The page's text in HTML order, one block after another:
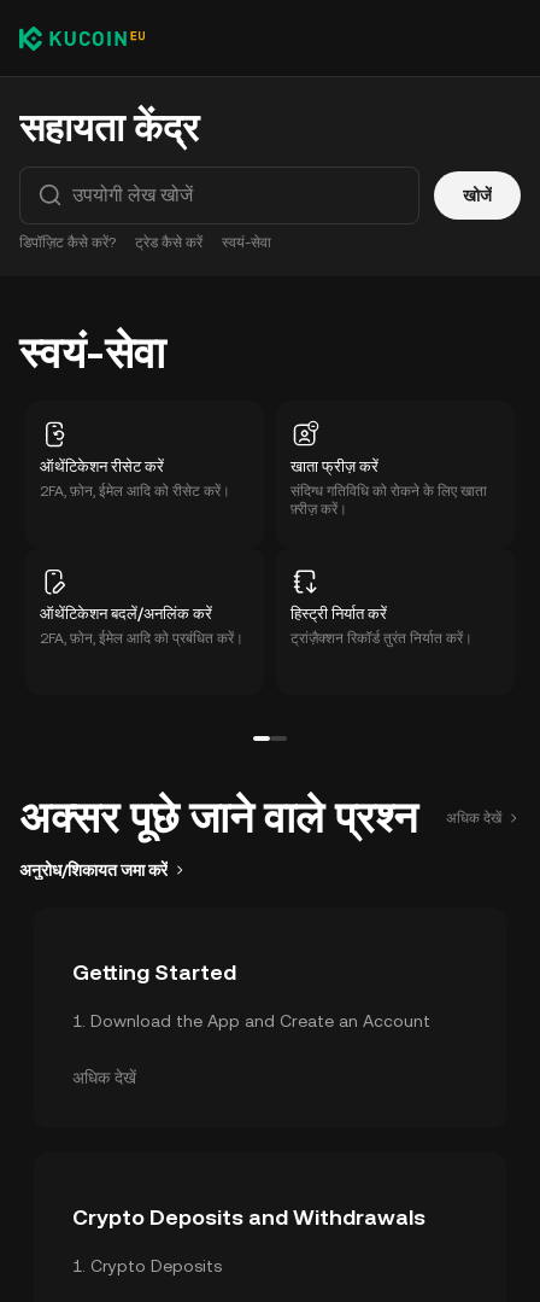
सहायता केंद्र
खोजें
डिपॉज़िट कैसे करें? ट्रेड कैसे करें स्वयं-सेवा
स्वयं-सेवा
ऑथेंटिकेशन रीसेट करें
2FA, फ़ोन, ईमेल आदि को रीसेट करें।
ऑथेंटिकेशन बदलें/अनलिंक करें
2FA, फ़ोन, ईमेल आदि को प्रबंधित करें।
खाता फ्रीज़ करें
संदिग्ध गतिविधि को रोकने के लिए खाता
फ़्रीज़ करें।
हिस्ट्री निर्यात करें
ट्रांज़ैक्शन रिकॉर्ड तुरंत निर्यात करें।
अक्सर पूछे जाने वाले प्रश्न अधिक देखें
अनुरोध/शिकायत जमा करें
Getting Started
1
Download the App and Create an Account
3.Security Settings
अधिक देखें
Crypto Deposits and Withdrawals
1
Crypto Deposits